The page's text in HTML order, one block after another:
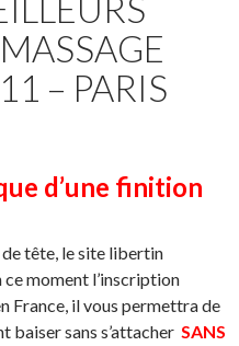
– PARIS
d’une finition
de tête, le site libertin
ce moment l’inscription
France, il vous permettra de
baiser sans s’attacher SANS